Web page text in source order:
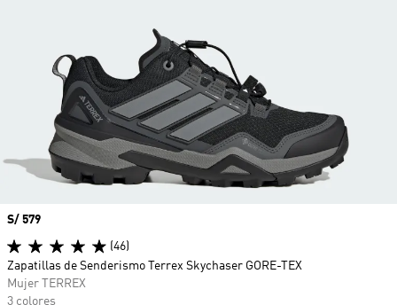
Precio
S/ 579
(46)
Zapatillas de Senderismo Terrex Skychaser GORE-TEX
Mujer TERREX
3 colores